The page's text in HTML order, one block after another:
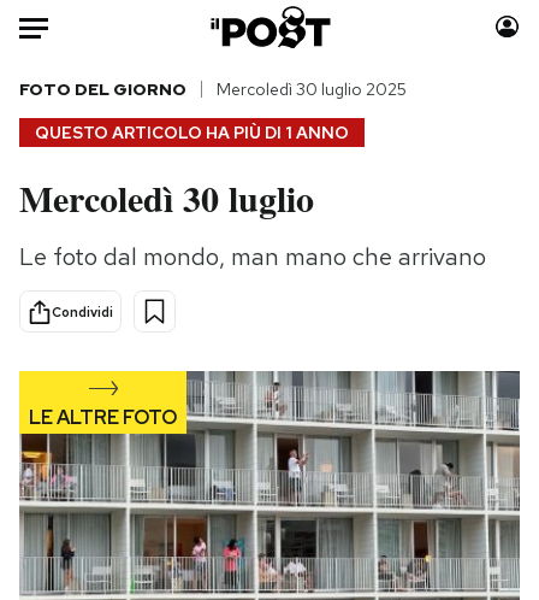
Auto
HOME
Italia
Politica
Tecnologia
Scienza
Cultura
Economia
Sport
Moda
Consumismi
Media
Europa
Altrecose
Mondiali calcio 2026
PODCAST
QUESTO ARTICOLO HA PIÙ DI 1 ANNO
FOTO DEL GIORNO Mercoledì 30 luglio 2025
Mercoledì 30 luglio
Le foto dal mondo, man mano che arrivano
Condividi